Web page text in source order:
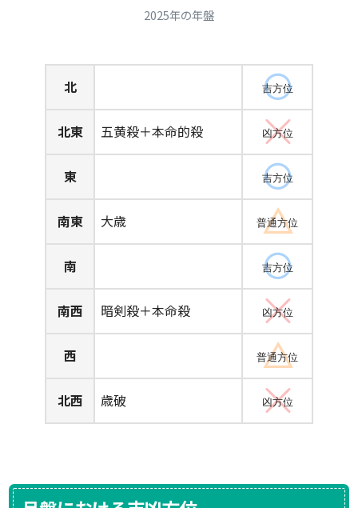
2025年の年盤
北 吉方位
北東 五黄殺＋本命的殺 凶方位
東 吉方位
南東 大歳 普通方位
南 吉方位
南西 暗剣殺＋本命殺 凶方位
西 普通方位
北西 歳破 凶方位